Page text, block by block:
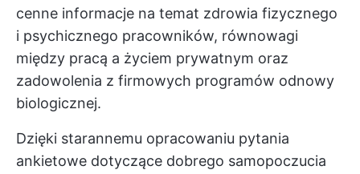
cenne informacje na temat zdrowia fizycznego
i psychicznego pracowników, równowagi
między pracą a życiem prywatnym oraz
zadowolenia z firmowych programów odnowy
biologicznej.
Dzięki starannemu opracowaniu pytania
ankietowe dotyczące dobrego samopoczucia